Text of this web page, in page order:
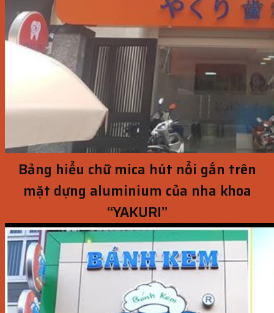
Bảng hiểu chữ mica hút nổi gắn trên
mặt dựng aluminium của nha khoa
“YAKURI”